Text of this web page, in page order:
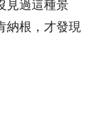
見過這種景
納根，才發現